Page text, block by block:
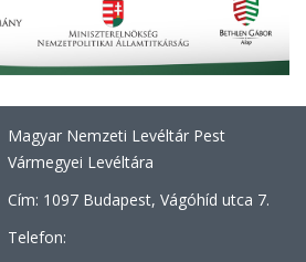
Magyar Nemzeti Levéltár Pest
Vármegyei Levéltára
Cím: 1097 Budapest, Vágóhíd utca 7.
Telefon: